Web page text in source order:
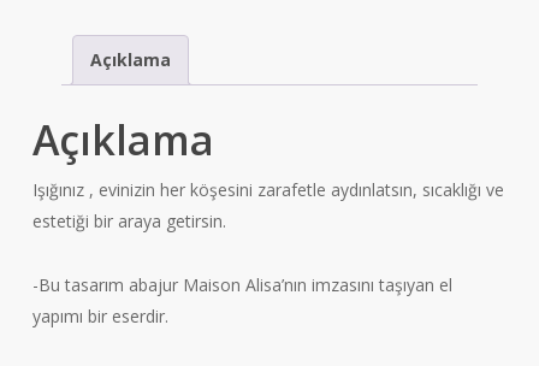
GÖVDELİ
ABAJUR
adet
Açıklama
Açıklama
Işığınız , evinizin her köşesini zarafetle aydınlatsın, sıcaklığı ve
estetiği bir araya getirsin.
-Bu tasarım abajur Maison Alisa’nın imzasını taşıyan el
yapımı bir eserdir.